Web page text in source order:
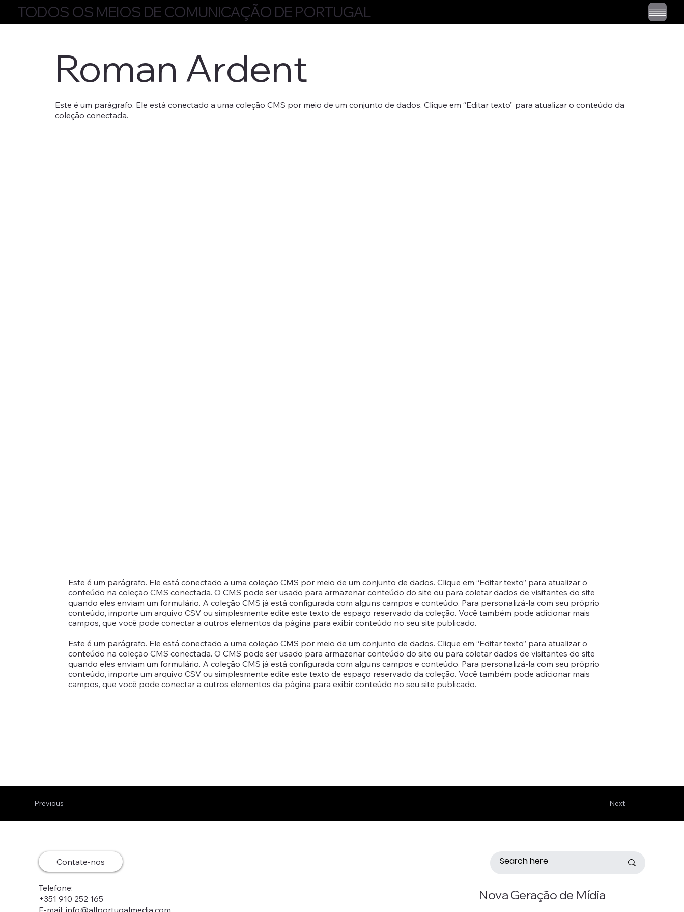
TODOS OS MEIOS DE COMUNICAÇÃO DE PORTUGAL
Roman Ardent
Este é um parágrafo. Ele está conectado a uma coleção CMS por meio de um conjunto de dados. Clique em “Editar texto” para atualizar o conteúdo da
coleção conectada.
Este é um parágrafo. Ele está conectado a uma coleção CMS por meio de um conjunto de dados. Clique em “Editar texto” para atualizar o
conteúdo na coleção CMS conectada. O CMS pode ser usado para armazenar conteúdo do site ou para coletar dados de visitantes do site
quando eles enviam um formulário. A coleção CMS já está configurada com alguns campos e conteúdo. Para personalizá-la com seu próprio
conteúdo, importe um arquivo CSV ou simplesmente edite este texto de espaço reservado da coleção. Você também pode adicionar mais
campos, que você pode conectar a outros elementos da página para exibir conteúdo no seu site publicado.
Este é um parágrafo. Ele está conectado a uma coleção CMS por meio de um conjunto de dados. Clique em “Editar texto” para atualizar o
conteúdo na coleção CMS conectada. O CMS pode ser usado para armazenar conteúdo do site ou para coletar dados de visitantes do site
quando eles enviam um formulário. A coleção CMS já está configurada com alguns campos e conteúdo. Para personalizá-la com seu próprio
conteúdo, importe um arquivo CSV ou simplesmente edite este texto de espaço reservado da coleção. Você também pode adicionar mais
campos, que você pode conectar a outros elementos da página para exibir conteúdo no seu site publicado.
Next
Previous
Contate-nos
Telefone:
+351 910 252 165
E-mail:info@allportugalmedia.com
Nova Geração de Mídia